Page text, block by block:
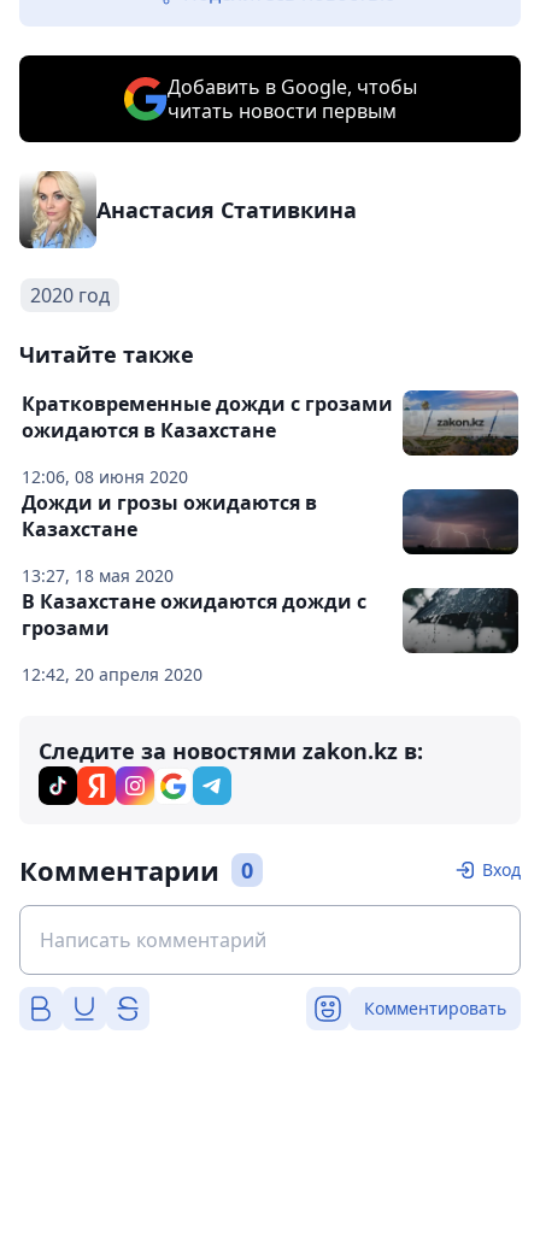
Добавить в Google, чтобы
читать новости первым
Анастасия Стативкина
2020 год
Читайте также
12:06, 08 июня 2020
Кратковременные дожди с грозами
ожидаются в Казахстане
13:27, 18 мая 2020
Дожди и грозы ожидаются в
Казахстане
12:42, 20 апреля 2020
В Казахстане ожидаются дожди с
грозами
Следите за новостями zakon.kz в:
Комментарии 0 Вход
Комментировать